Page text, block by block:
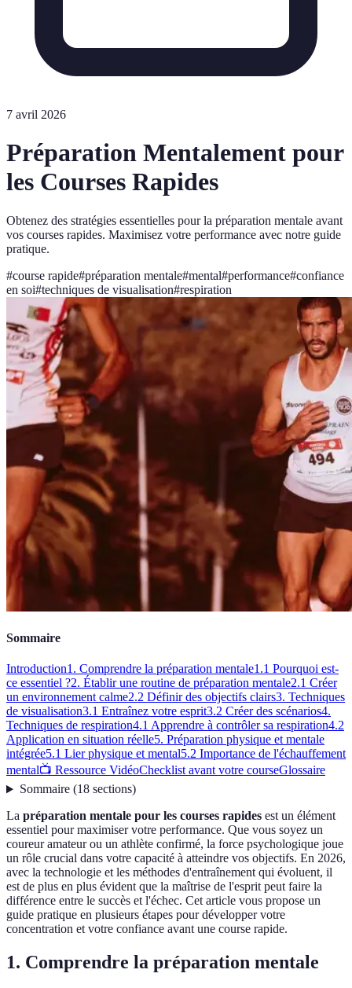
7 avril 2026
Préparation Mentalement pour
les Courses Rapides
Obtenez des stratégies essentielles pour la préparation mentale avant
vos courses rapides. Maximisez votre performance avec notre guide
pratique.
#course rapide#préparation mentale#mental#performance#confiance
en soi#techniques de visualisation#respiration
Sommaire
Introduction1. Comprendre la préparation mentale1.1 Pourquoi est-
ce essentiel ?2. Établir une routine de préparation mentale2.1 Créer
un environnement calme2.2 Définir des objectifs clairs3. Techniques
de visualisation3.1 Entraînez votre esprit3.2 Créer des scénarios4.
Techniques de respiration4.1 Apprendre à contrôler sa respiration4.2
Application en situation réelle5. Préparation physique et mentale
intégrée5.1 Lier physique et mental5.2 Importance de l'échauffement
mental📺 Ressource VidéoChecklist avant votre courseGlossaire
Sommaire(18 sections)
La préparation mentale pour les courses rapides est un élément
essentiel pour maximiser votre performance. Que vous soyez un
coureur amateur ou un athlète confirmé, la force psychologique joue
un rôle crucial dans votre capacité à atteindre vos objectifs. En 2026,
avec la technologie et les méthodes d'entraînement qui évoluent, il
est de plus en plus évident que la maîtrise de l'esprit peut faire la
différence entre le succès et l'échec. Cet article vous propose un
guide pratique en plusieurs étapes pour développer votre
concentration et votre confiance avant une course rapide.
1. Comprendre la préparation mentale